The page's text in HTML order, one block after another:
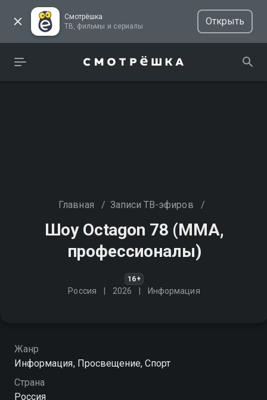
Смотрёшка
ТВ, фильмы и сериалы
Открыть
Главная / Записи ТВ-эфиров /
Шоу Осtagon 78 (MMA,
профессионалы)
16+
Россия 2026 Информация
Жанр
Информация, Просвещение, Спорт
Страна
Россия